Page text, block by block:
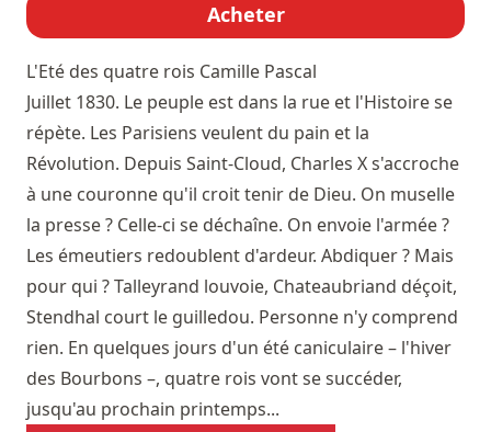
Acheter
L'Eté des quatre rois Camille Pascal
Juillet 1830. Le peuple est dans la rue et l'Histoire se
répète. Les Parisiens veulent du pain et la
Révolution. Depuis Saint-Cloud, Charles X s'accroche
à une couronne qu'il croit tenir de Dieu. On muselle
la presse ? Celle-ci se déchaîne. On envoie l'armée ?
Les émeutiers redoublent d'ardeur. Abdiquer ? Mais
pour qui ? Talleyrand louvoie, Chateaubriand déçoit,
Stendhal court le guilledou. Personne n'y comprend
rien. En quelques jours d'un été caniculaire – l'hiver
des Bourbons –, quatre rois vont se succéder,
jusqu'au prochain printemps...